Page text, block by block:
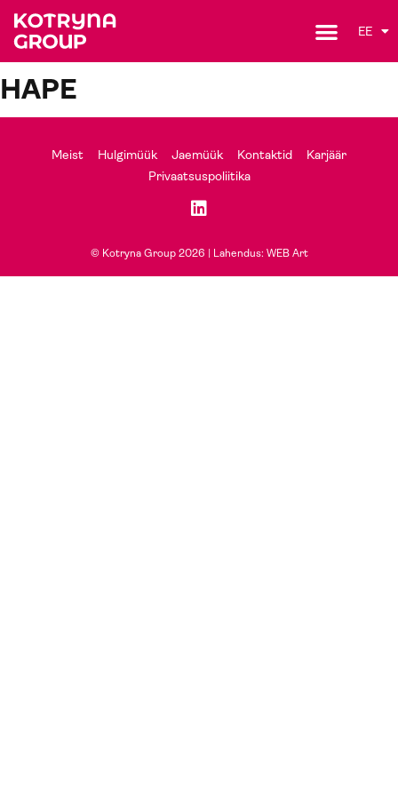
EE
HAPE
Meist Hulgimüük Jaemüük Kontaktid
Karjäär
Privaatsuspoliitika
© Kotryna Group 2026 | Lahendus: WEB Art